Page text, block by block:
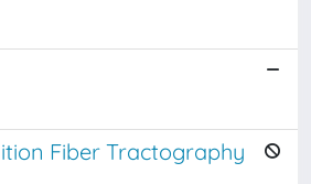
Fiber Tractography